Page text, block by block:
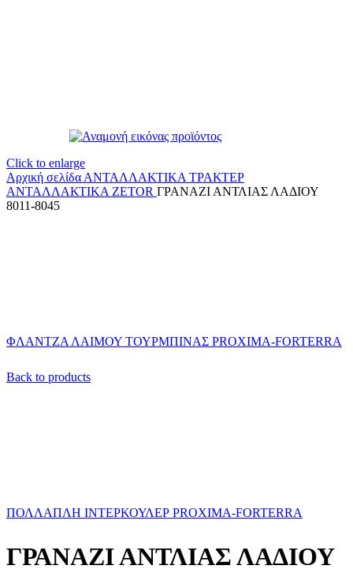
Click to enlarge
Αρχική σελίδα ΑΝΤΑΛΛΑΚΤΙΚΑ ΤΡΑΚΤΕΡ
ΑΝΤΑΛΛΑΚΤΙΚΑ ZETOR ΓΡΑΝΑΖΙ ΑΝΤΛΙΑΣ ΛΑΔΙΟΥ
8011-8045
ΦΛΑΝΤΖΑ ΛΑΙΜΟΥ ΤΟΥΡΜΠΙΝΑΣ PROXIMA-FORTERRA
Back to products
ΠΟΛΛΑΠΛΗ ΙΝΤΕΡΚΟΥΛΕΡ PROXIMA-FORTERRA
ΓΡΑΝΑΖΙ ΑΝΤΛΙΑΣ ΛΑΔΙΟΥ